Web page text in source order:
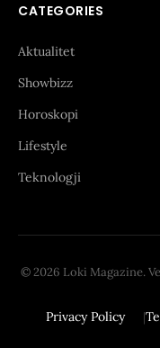
CATEGORIES
Aktualitet
Showbizz
Horoskopi
Lifestyle
Teknologji
© 2026 Loki Magazine.
Privacy Policy